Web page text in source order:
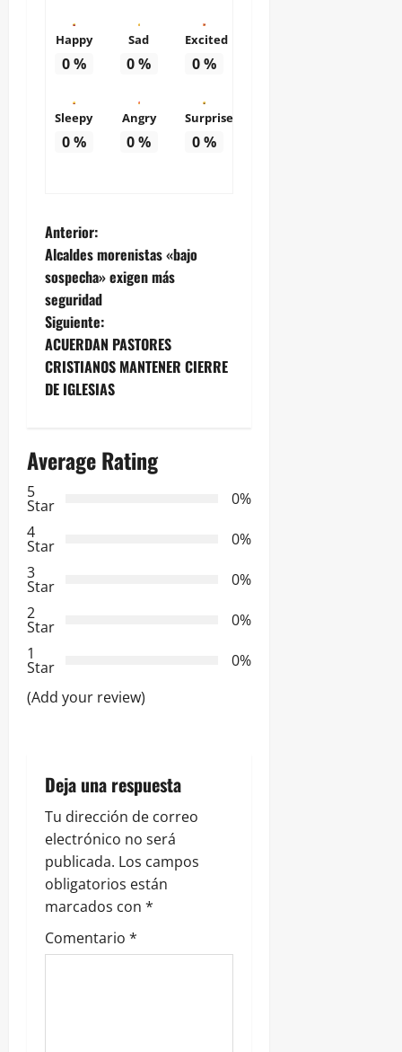
Happy
0%
Sad
0%
Excited
0%
Sleepy
0%
Angry
0%
Surprise
0%
N
a
v
e
g
c
i
ó
n
d
e
t
r
a
d
a
s
Anterior:
Alcaldes morenistas «bajo
sospecha» exigen más
seguridad
Siguiente:
ACUERDAN PASTORES
CRISTIANOS MANTENER CIERRE
DE IGLESIAS
Average Rating
5
Star
0%
4
Star
0%
3
Star
0%
2
Star
0%
1
Star
0%
(Add your review)
Deja una respuesta
Tu dirección de correo
electrónico no será
publicada. Los campos
obligatorios están
marcados con *
Comentario *